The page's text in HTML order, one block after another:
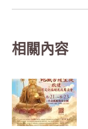
相關內容